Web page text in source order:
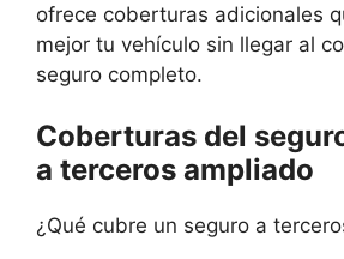
ofrece coberturas adicionales
mejor tu vehículo sin llegar al
seguro completo.
Coberturas del
a terceros ampliado
¿Qué cubre un seguro a